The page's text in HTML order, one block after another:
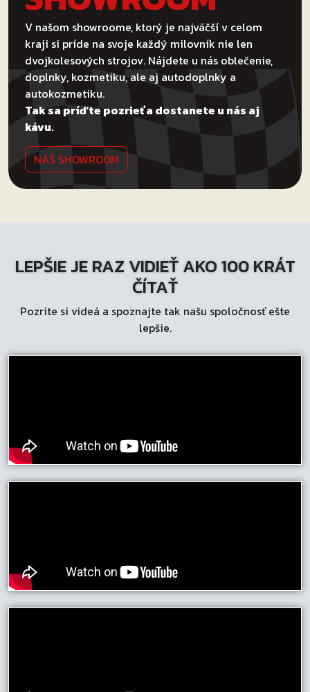
V našom showroome, ktorý je najväčší v celom
kraji si príde na svoje každý milovník nie len
dvojkolesových strojov. Nájdete u nás oblečenie,
doplnky, kozmetiku, ale aj autodoplnky a
autokozmetiku.
Tak sa príďte pozrieť a dostanete u nás aj
kávu.
NÁŠ SHOWROOM
LEPŠIE JE RAZ VIDIEŤ AKO 100 KRÁT
ČÍTAŤ
Pozrite si videá a spoznajte tak našu spoločnosť ešte
lepšie.